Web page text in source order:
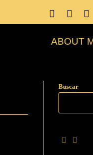
ABOUT
Buscar